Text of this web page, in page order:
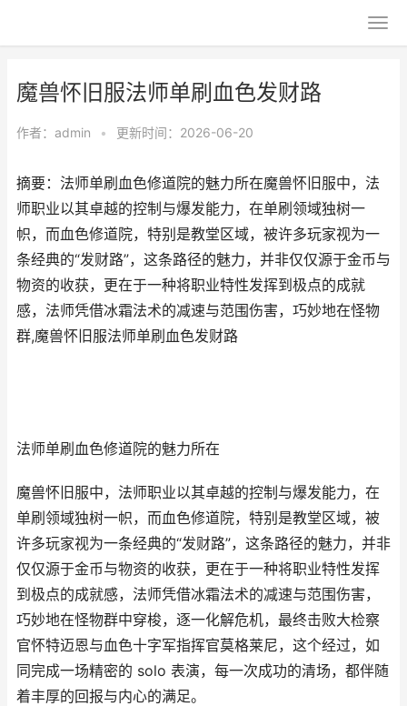
魔兽怀旧服法师单刷血色发财路
作者： admin • 更新时间：2026-06-20
摘要：法师单刷血色修道院的魅力所在魔兽怀旧服中，法
师职业以其卓越的控制与爆发能力，在单刷领域独树一
帜，而血色修道院，特别是教堂区域，被许多玩家视为一
条经典的“发财路”，这条路径的魅力，并非仅仅源于金币与
物资的收获，更在于一种将职业特性发挥到极点的成就
感，法师凭借冰霜法术的减速与范围伤害，巧妙地在怪物
群,魔兽怀旧服法师单刷血色发财路
法师单刷血色修道院的魅力所在
魔兽怀旧服中，法师职业以其卓越的控制与爆发能力，在
单刷领域独树一帜，而血色修道院，特别是教堂区域，被
许多玩家视为一条经典的“发财路”，这条路径的魅力，并非
仅仅源于金币与物资的收获，更在于一种将职业特性发挥
到极点的成就感，法师凭借冰霜法术的减速与范围伤害，
巧妙地在怪物群中穿梭，逐一化解危机，最终击败大检察
官怀特迈恩与血色十字军指挥官莫格莱尼，这个经过，如
同完成一场精密的 solo 表演，每一次成功的清场，都伴随
着丰厚的回报与内心的满足。